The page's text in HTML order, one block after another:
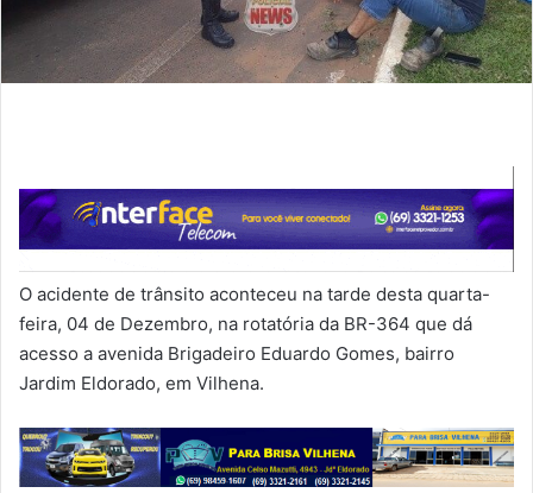
O acidente de trânsito aconteceu na tarde desta quarta-
feira, 04 de Dezembro, na rotatória da BR-364 que dá
acesso a avenida Brigadeiro Eduardo Gomes, bairro
Jardim Eldorado, em Vilhena.